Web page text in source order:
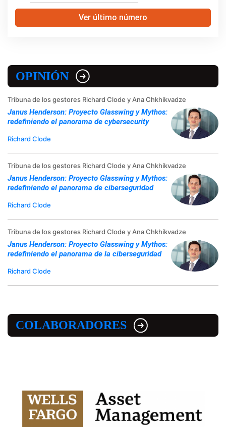
Ver último número
OPINIÓN
Tribuna de los gestores Richard Clode y Ana Chkhikvadze
Janus Henderson: Proyecto Glasswing y Mythos:
redefiniendo el panorama de cybersecurity
Richard Clode
Tribuna de los gestores Richard Clode y Ana Chkhikvadze
Janus Henderson: Proyecto Glasswing y Mythos:
redefiniendo el panorama de ciberseguridad
Richard Clode
Tribuna de los gestores Richard Clode y Ana Chkhikvadze
Janus Henderson: Proyecto Glasswing y Mythos:
redefiniendo el panorama de la ciberseguridad
Richard Clode
COLABORADORES